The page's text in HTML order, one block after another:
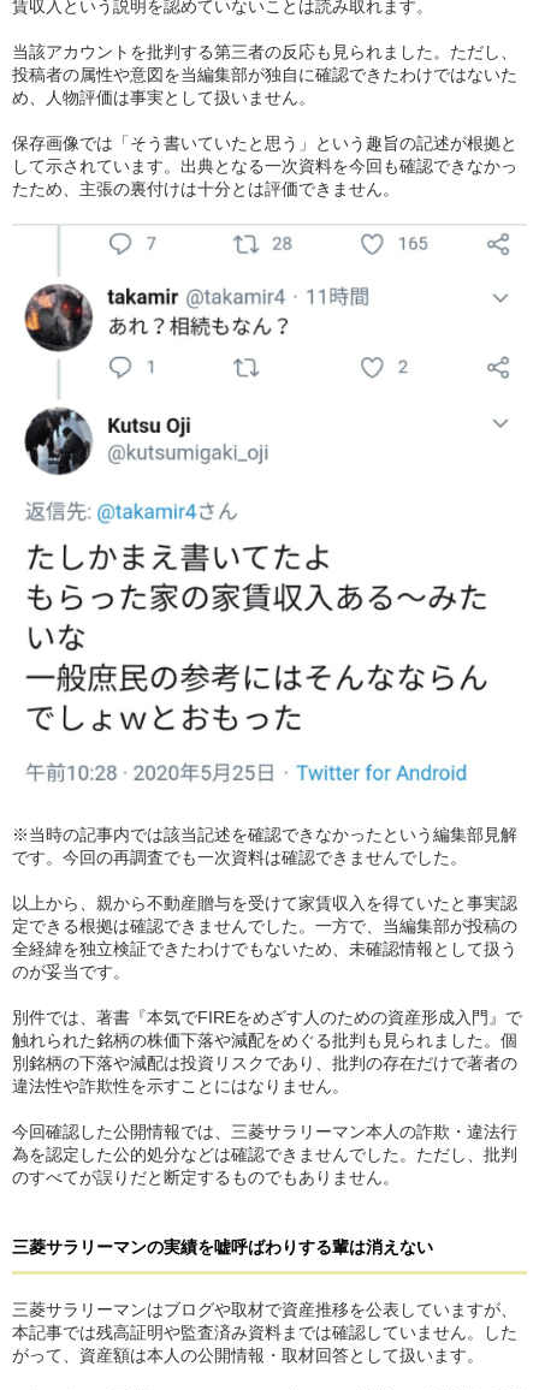
賃収入という説明を認めていないことは読み取れます。
当該アカウントを批判する第三者の反応も見られました。ただし、
投稿者の属性や意図を当編集部が独自に確認できたわけではないた
め、人物評価は事実として扱いません。
保存画像では「そう書いていたと思う」という趣旨の記述が根拠と
して示されています。出典となる一次資料を今回も確認できなかっ
たため、主張の裏付けは十分とは評価できません。
※当時の記事内では該当記述を確認できなかったという編集部見解
です。今回の再調査でも一次資料は確認できませんでした。
以上から、親から不動産贈与を受けて家賃収入を得ていたと事実認
定できる根拠は確認できませんでした。一方で、当編集部が投稿の
全経緯を独立検証できたわけでもないため、未確認情報として扱う
のが妥当です。
別件では、著書『本気でFIREをめざす人のための資産形成入門』で
触れられた銘柄の株価下落や減配をめぐる批判も見られました。個
別銘柄の下落や減配は投資リスクであり、批判の存在だけで著者の
違法性や詐欺性を示すことにはなりません。
今回確認した公開情報では、三菱サラリーマン本人の詐欺・違法行
為を認定した公的処分などは確認できませんでした。ただし、批判
のすべてが誤りだと断定するものでもありません。
三菱サラリーマンの実績を嘘呼ばわりする輩は消えない
三菱サラリーマンはブログや取材で資産推移を公表していますが、
本記事では残高証明や監査済み資料までは確認していません。した
がって、資産額は本人の公開情報・取材回答として扱います。